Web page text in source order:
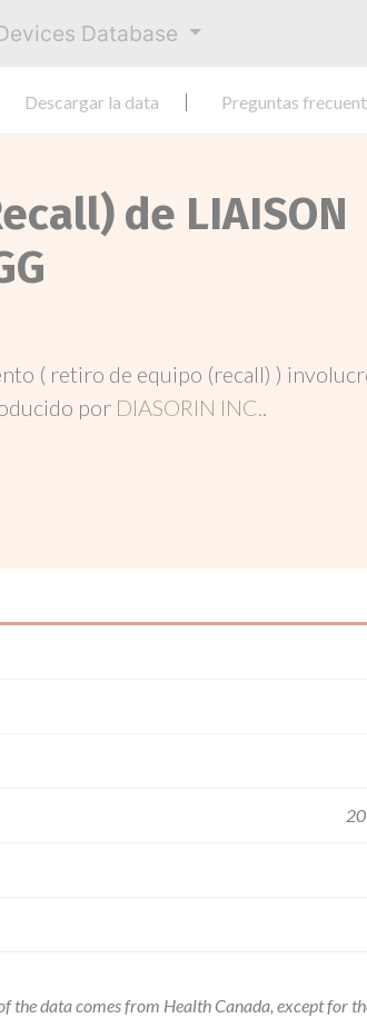
Database
Descargar la data Preguntas
de LIAISON
( retiro de equipo (recall) )
por DIASORIN INC..
data comes from Health Canada, except for